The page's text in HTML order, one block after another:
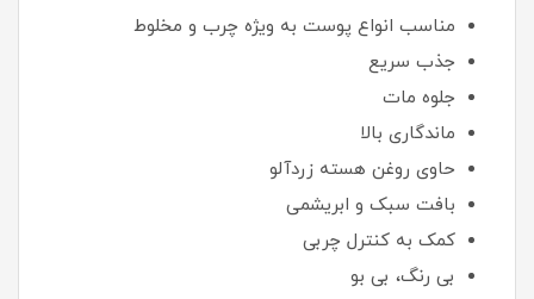
مناسب انواع پوست به ویژه چرب و مخلوط
جذب سریع
جلوه مات
ماندگاری بالا
حاوی روغن هسته زردآلو
بافت سبک و ابریشمی
کمک به کنترل چربی
بی رنگ، بی بو